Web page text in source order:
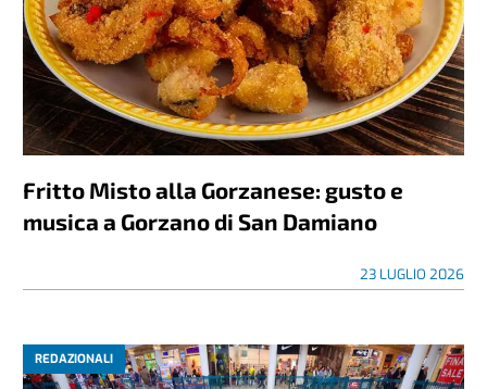
Fritto Misto alla Gorzanese: gusto e
musica a Gorzano di San Damiano
23 LUGLIO 2026
REDAZIONALI